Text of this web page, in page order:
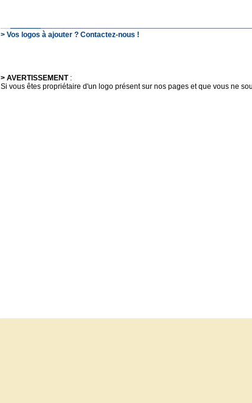
> Vos logos à ajouter ? Contactez-nous !
> AVERTISSEMENT:
Si vous êtes propriétaire d'un logo présent sur nos pages et que vous ne